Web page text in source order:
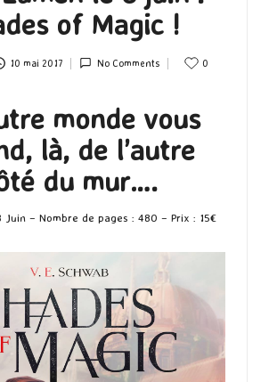
of Magic !
10 mai 2017 No Comments 0
monde vous
là, de l’autre
du mur….
Juin – Nombre de pages : 480 – Prix : 15€